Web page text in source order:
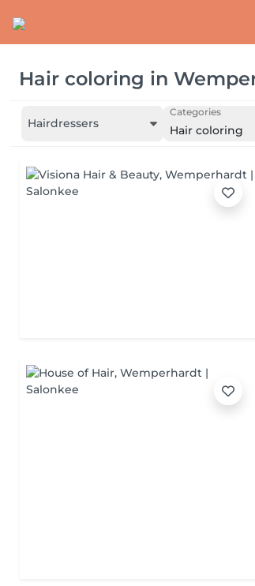
Hair coloring in
Hairdressers
Categories
Hair coloring